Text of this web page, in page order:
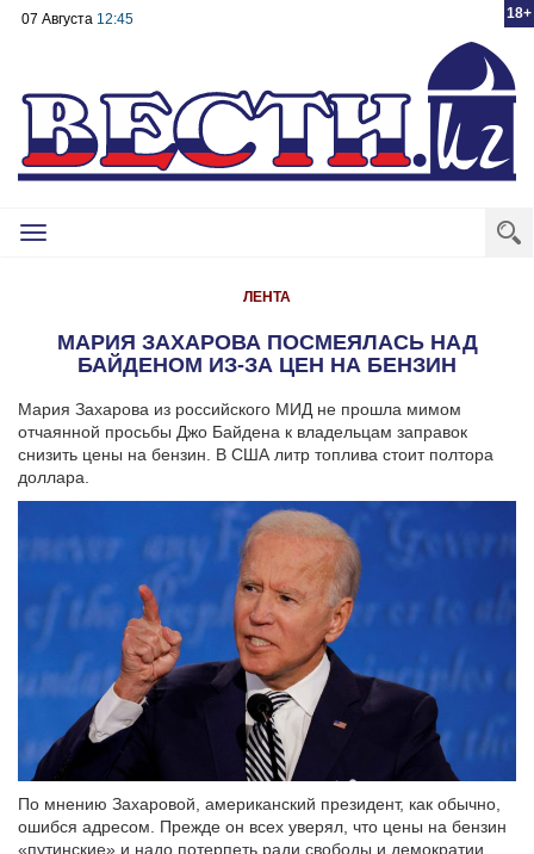
18+
07 Августа 12:45
Toggle
ЛЕНТА
МАРИЯ ЗАХАРОВА ПОСМЕЯЛАСЬ НАД
БАЙДЕНОМ ИЗ-ЗА ЦЕН НА БЕНЗИН
Мария Захарова из российского МИД не прошла мимом
отчаянной просьбы Джо Байдена к владельцам заправок
снизить цены на бензин. В США литр топлива стоит полтора
доллара.
По мнению Захаровой, американский президент, как обычно,
ошибся адресом. Прежде он всех уверял, что цены на бензин
«путинские» и надо потерпеть ради свободы и демократии.